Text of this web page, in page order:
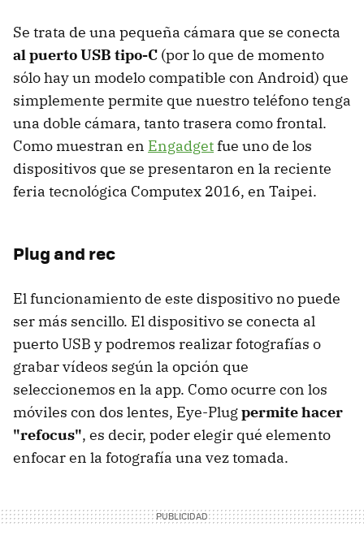
Se trata de una pequeña cámara que se conecta
al puerto USB tipo-C (por lo que de momento
sólo hay un modelo compatible con Android) que
simplemente permite que nuestro teléfono tenga
una doble cámara, tanto trasera como frontal.
Como muestran en Engadgetfue uno de los
dispositivos que se presentaron en la reciente
feria tecnológica Computex 2016, en Taipei.
Plug and rec
El funcionamiento de este dispositivo no puede
ser más sencillo. El dispositivo se conecta al
puerto USB y podremos realizar fotografías o
grabar vídeos según la opción que
seleccionemos en la app. Como ocurre con los
móviles con dos lentes, Eye-Plugpermite hacer
"refocus", es decir, poder elegir qué elemento
enfocar en la fotografía una vez tomada.